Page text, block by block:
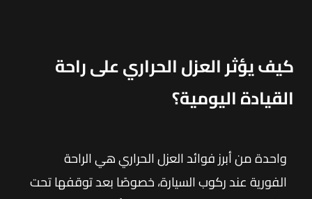
كيف يؤثر العزل الحراري على راحة
القيادة اليومية؟
واحدة من أبرز فوائد العزل الحراري هي الراحة
الفورية عند ركوب السيارة، خصوصًا بعد توقفها تحت